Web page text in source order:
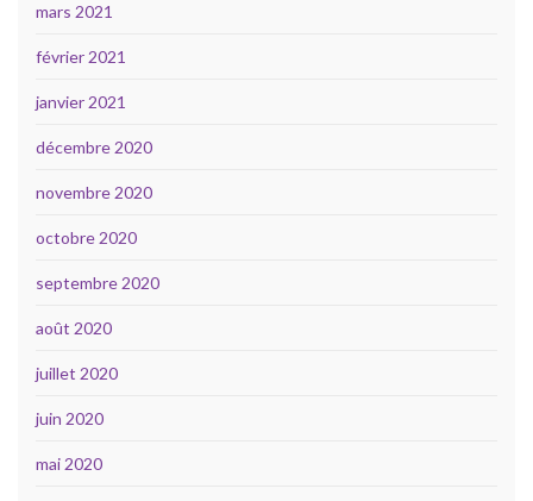
mars 2021
février 2021
janvier 2021
décembre 2020
novembre 2020
octobre 2020
septembre 2020
août 2020
juillet 2020
juin 2020
mai 2020